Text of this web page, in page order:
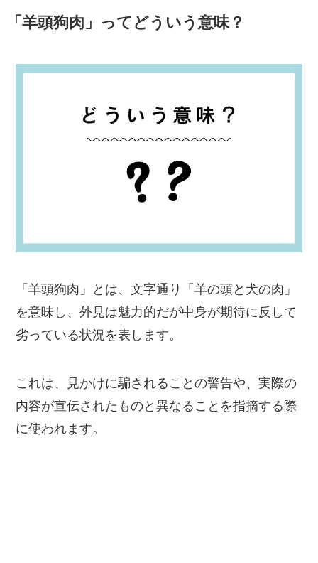
「羊頭狗肉」ってどういう意味？
「羊頭狗肉」とは、文字通り「羊の頭と犬の肉」
を意味し、外見は魅力的だが中身が期待に反して
劣っている状況を表します。
これは、見かけに騙されることの警告や、実際の
内容が宣伝されたものと異なることを指摘する際
に使われます。